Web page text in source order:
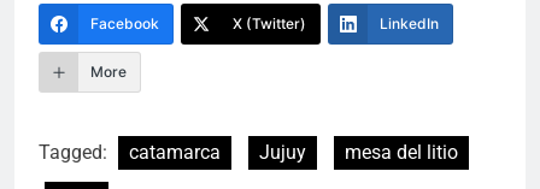
Facebook X (Twitter) LinkedIn
More
Tagged: catamarca Jujuy
mesa del litio